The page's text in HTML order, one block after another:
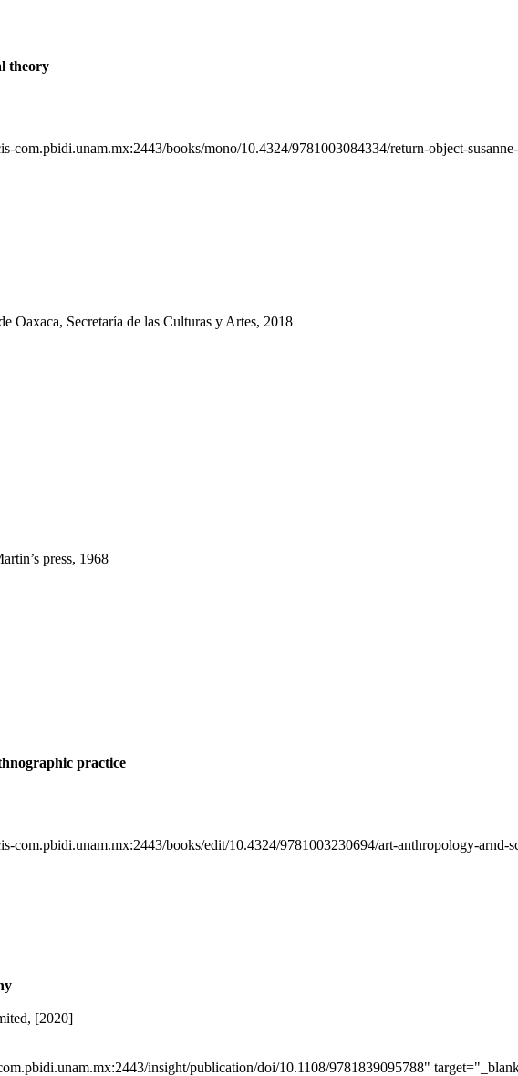
theory
com.pbidi.unam.mx:2443/books/mono/10.4324/9781003084334/return-object-
Oaxaca, Secretaría de las Culturas y Artes, 2018
press, 1968
practice
books/edit/10.4324/9781003230694/art-anthropology-
[2020]
insight/publication/doi/10.1108/9781839095788"